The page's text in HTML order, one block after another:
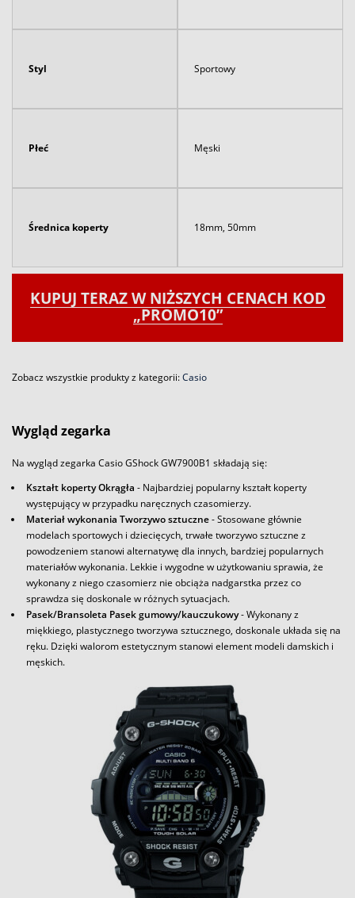
Styl Sportowy
Płeć Męski
Średnica koperty 18mm, 50mm
KUPUJ TERAZ W NIŻSZYCH CENACH KOD
„PROMO10”
Zobacz wszystkie produkty z kategorii:Casio
Wygląd zegarka
Na wygląd zegarka Casio GShock GW7900B1 składają się:
Kształt koperty Okrągła - Najbardziej popularny kształt koperty
występujący w przypadku naręcznych czasomierzy.
Materiał wykonania Tworzywo sztuczne- Stosowane głównie
modelach sportowych i dziecięcych, trwałe tworzywo sztuczne z
powodzeniem stanowi alternatywę dla innych, bardziej popularnych
materiałów wykonania. Lekkie i wygodne w użytkowaniu sprawia, że
wykonany z niego czasomierz nie obciąża nadgarstka przez co
sprawdza się doskonale w różnych sytuacjach.
Pasek/Bransoleta Pasek gumowy/kauczukowy- Wykonany z
miękkiego, plastycznego tworzywa sztucznego, doskonale układa się na
ręku. Dzięki walorom estetycznym stanowi element modeli damskich i
męskich.